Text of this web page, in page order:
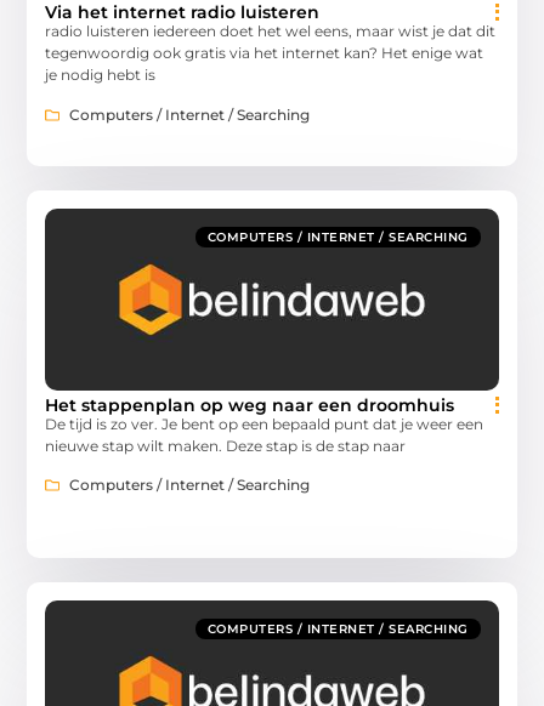
Via het internet radio luisteren
radio luisteren iedereen doet het wel eens, maar wist je dat dit
tegenwoordig ook gratis via het internet kan? Het enige wat
je nodig hebt is
Computers / Internet / Searching
COMPUTERS / INTERNET / SEARCHING
Het stappenplan op weg naar een droomhuis
De tijd is zo ver. Je bent op een bepaald punt dat je weer een
nieuwe stap wilt maken. Deze stap is de stap naar
Computers / Internet / Searching
COMPUTERS / INTERNET / SEARCHING